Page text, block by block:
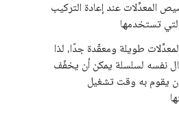
المعدِّلات عند إعادة التركيب
التي تستخدمها
طويلة ومعقّدة جدًا، لذا
نفسه لسلسلة يمكن أن يخفّف
يقوم به وقت تشغيل